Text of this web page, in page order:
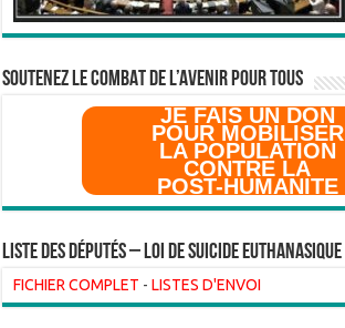
SOUTENEZ LE COMBAT DE L’AVenir pour Tous
JE FAIS UN DON
POUR MOBILISER
LA POPULATION
CONTRE LA
POST-HUMANITE
Liste des Députés – Loi de suicide euthanasique
FICHIER COMPLET -LISTES D'ENVOI